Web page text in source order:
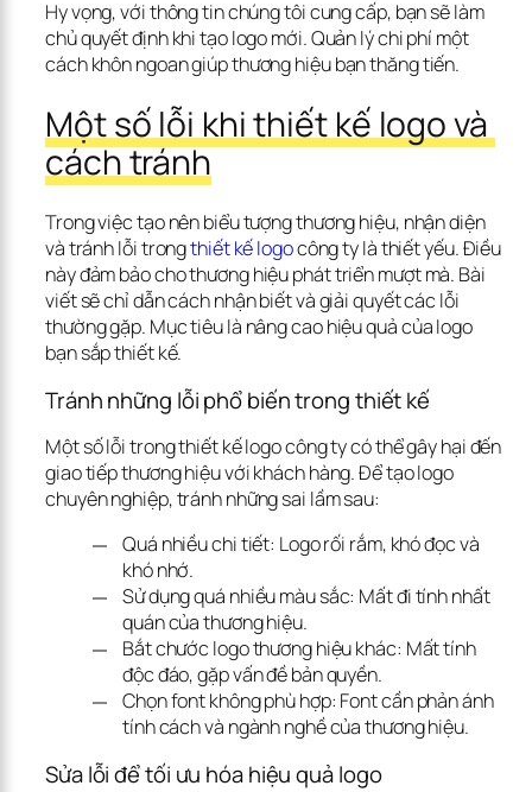
Hy vọng, với thông tin chúng tôi cung cấp, bạn sẽ làm
chủ quyết định khi tạo logo mới. Quản lý chi phí một
cách khôn ngoan giúp thương hiệu bạn thăng tiến.
Một số lỗi khi thiết kế logo và
cách tránh
Trong việc tạo nên biểu tượng thương hiệu, nhận diện
và tránh lỗi trong thiết kế logo công ty là thiết yếu. Điều
này đảm bảo cho thương hiệu phát triển mượt mà. Bài
viết sẽ chỉ dẫn cách nhận biết và giải quyết các lỗi
thường gặp. Mục tiêu là nâng cao hiệu quả của logo
bạn sắp thiết kế.
Tránh những lỗi phổ biến trong thiết kế
Một số lỗi trong thiết kế logo công ty có thể gây hại đến
giao tiếp thương hiệu với khách hàng. Để tạo logo
chuyên nghiệp, tránh những sai lầm sau:
Quá nhiều chi tiết: Logo rối rắm, khó đọc và
khó nhớ.
Sử dụng quá nhiều màu sắc: Mất đi tính nhất
quán của thương hiệu.
Bắt chước logo thương hiệu khác: Mất tính
độc đáo, gặp vấn đề bản quyền.
Chọn font không phù hợp: Font cần phản ánh
tính cách và ngành nghề của thương hiệu.
Sửa lỗi để tối ưu hóa hiệu quả logo